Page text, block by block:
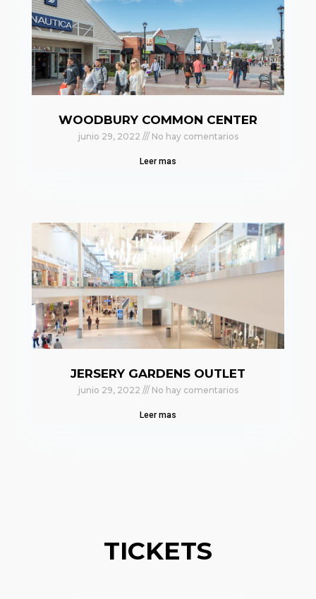
WOODBURY COMMON CENTER
junio 29, 2022 No hay comentarios
Leer mas
JERSERY GARDENS OUTLET
junio 29, 2022 No hay comentarios
Leer mas
TICKETS